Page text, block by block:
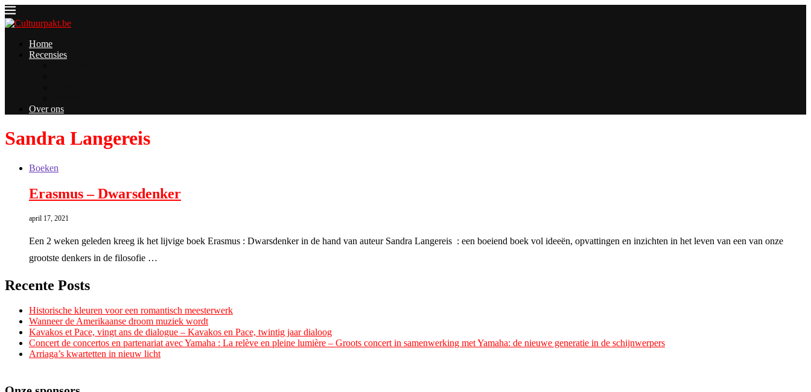
Home
Recensies
Over ons
Sandra Langereis
Boeken
Erasmus – Dwarsdenker
april 17, 2021
Een 2 weken geleden kreeg ik het lijvige boek Erasmus : Dwarsdenker in de hand van auteur Sandra Langereis : een boeiend boek vol ideeën, opvattingen en inzichten in het leven van een van onze
grootste denkers in de filosofie …
Recente Posts
Historische kleuren voor een romantisch meesterwerk
Wanneer de Amerikaanse droom muziek wordt
Kavakos et Pace, vingt ans de dialogue – Kavakos en Pace, twintig jaar dialoog
Concert de concertos en partenariat avec Yamaha : La relève en pleine lumière – Groots concert in samenwerking met Yamaha: de nieuwe generatie in de schijnwerpers
Arriaga’s kwartetten in nieuw licht